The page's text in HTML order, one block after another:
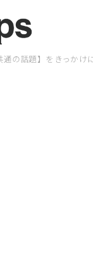
の話題】をきっかけ